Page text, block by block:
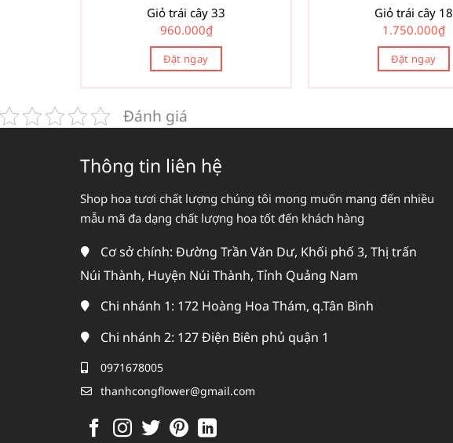
Giỏ trái cây 33
960.000₫
Đặt ngay
Giỏ trái cây 18
1.750.000₫
Đặt ngay
Đánh giá
Thông tin liên hệ
Shop hoa tươi chất lượng chúng tôi mong muốn mang đến nhiều
mẫu mã đa dạng chất lượng hoa tốt đến khách hàng
Cơ sở chính: Đường Trần Văn Dư, Khối phố 3, Thị trấn
Núi Thành, Huyện Núi Thành, Tỉnh Quảng Nam
Chi nhánh 1: 172 Hoàng Hoa Thám, q.Tân Bình
Chi nhánh 2: 127 Điện Biên phủ quận 1
0971678005
thanhcongflower@gmail.com